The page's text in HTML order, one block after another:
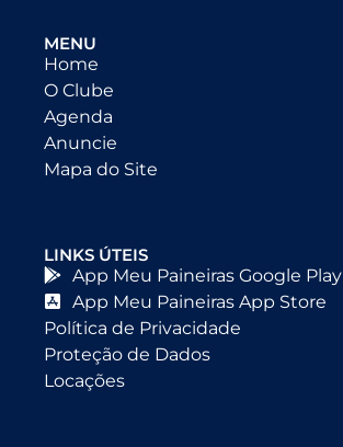
MENU
Home
O Clube
Agenda
Anuncie
Mapa do Site
LINKS ÚTEIS
App Meu Paineiras Google Play
App Meu Paineiras App Store
Política de Privacidade
Proteção de Dados
Locações